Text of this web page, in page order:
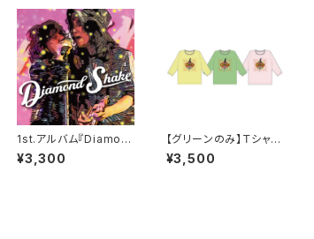
1st.アルバム『Diamon
d Shake』
¥3,300
【グリーンのみ】Ｔシャ
ツ Ｄ'（３カラー / １サ
イズ）７分袖
¥3,500